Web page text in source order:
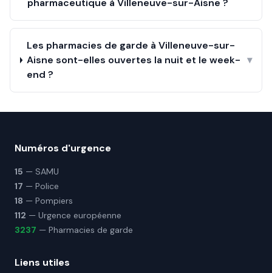
pharmaceutique à Villeneuve-sur-Aisne ?
Les pharmacies de garde à Villeneuve-sur-
Aisne sont-elles ouvertes la nuit et le week-
end ?
▾
Numéros d'urgence
15 — SAMU
17 — Police
18 — Pompiers
112 — Urgence européenne
3237 — Pharmacies de garde
Liens utiles